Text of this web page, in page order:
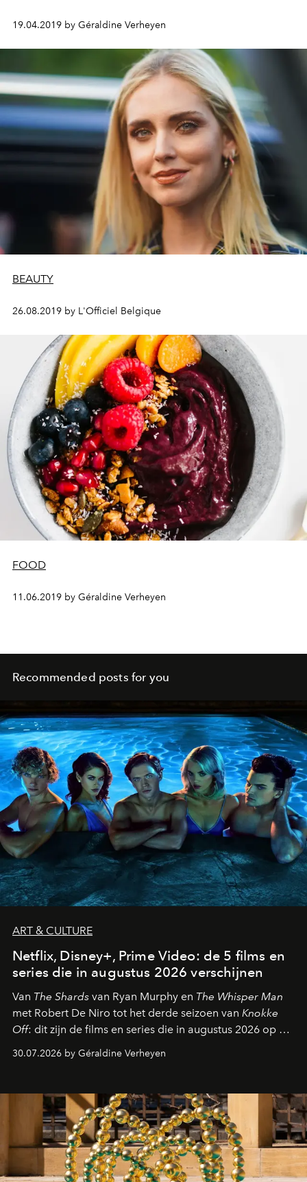
19.04.2019 by Géraldine Verheyen
BEAUTY
26.08.2019 by L'Officiel Belgique
FOOD
11.06.2019 by Géraldine Verheyen
Recommended posts for you
ART & CULTURE
Netflix, Disney+, Prime Video: de 5 films en
series die in augustus 2026 verschijnen
Van The Shards van Ryan Murphy en The Whisper Man
met Robert De Niro tot het derde seizoen van Knokke
Off: dit zijn de films en series die in augustus 2026 op de
streamingplatformen verschijnen.
30.07.2026 by Géraldine Verheyen